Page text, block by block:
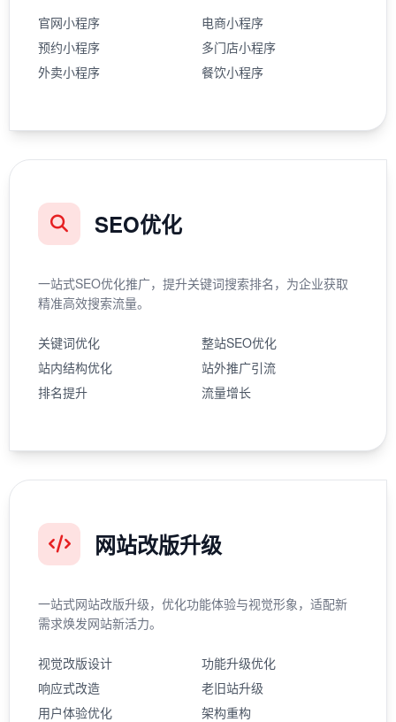
官网小程序
电商小程序
预约小程序
多门店小程序
外卖小程序
餐饮小程序
SEO优化
一站式SEO优化推广，提升关键词搜索排名，为企业获取
精准高效搜索流量。
关键词优化
整站SEO优化
站内结构优化
站外推广引流
排名提升
流量增长
网站改版升级
一站式网站改版升级，优化功能体验与视觉形象，适配新
需求焕发网站新活力。
视觉改版设计
功能升级优化
响应式改造
老旧站升级
用户体验优化
架构重构